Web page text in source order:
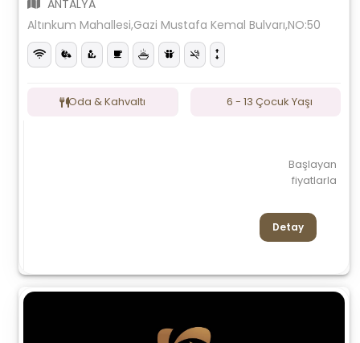
ANTALYA
Altınkum Mahallesi,Gazi Mustafa Kemal Bulvarı,NO:50
Oda & Kahvaltı 6 - 13 Çocuk Yaşı
Başlayan
fiyatlarla
Detay